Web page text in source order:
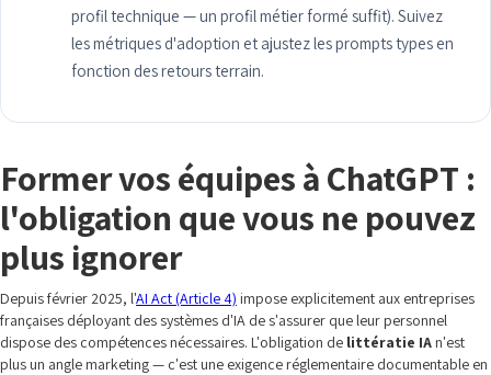
profil technique — un profil métier formé suffit). Suivez
les métriques d'adoption et ajustez les prompts types en
fonction des retours terrain.
Former vos équipes à ChatGPT :
l'obligation que vous ne pouvez
plus ignorer
Depuis février 2025, l'AI Act (Article 4) impose explicitement aux entreprises
françaises déployant des systèmes d'IA de s'assurer que leur personnel
dispose des compétences nécessaires. L'obligation de littératie IA n'est
plus un angle marketing — c'est une exigence réglementaire documentable en